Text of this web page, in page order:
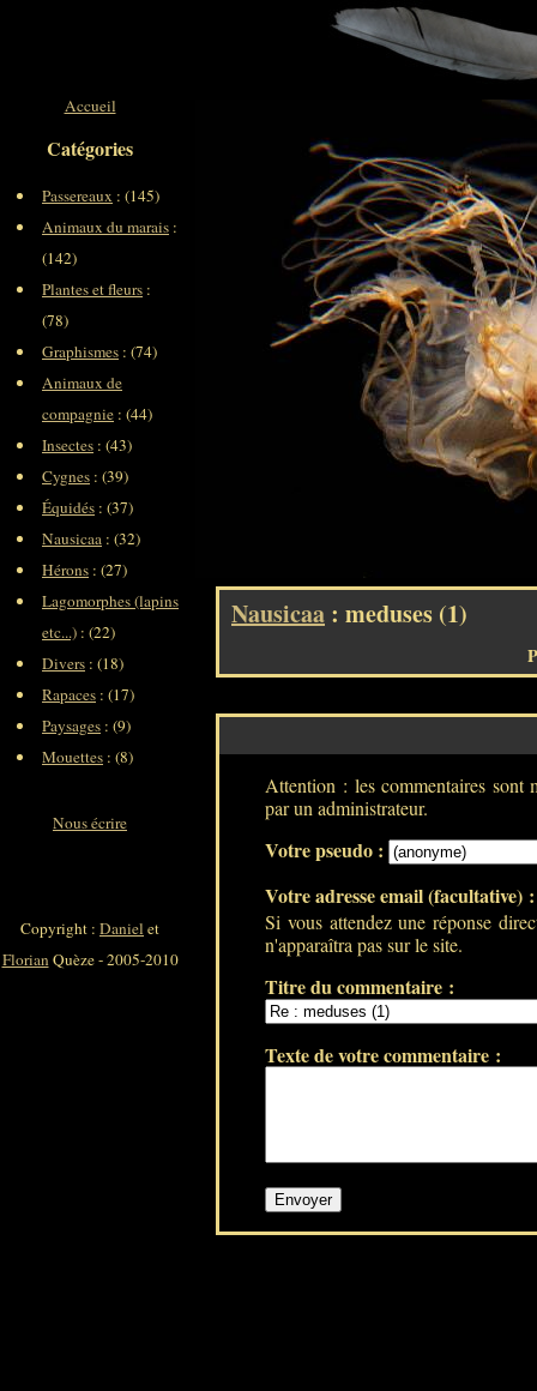
Nausicaa : meduses (1)
Attention : les commentaires sont
par un administrateur.
Votre pseudo :
Votre adresse email (facultative)
Si vous attendez une réponse
n'apparaîtra pas sur le site.
Titre du commentaire :
Texte de votre commentaire :
Accueil
Catégories
Passereaux : (145)
Animaux du marais :
(142)
Plantes et fleurs :
(78)
Graphismes : (74)
Animaux de
compagnie : (44)
Insectes : (43)
Cygnes : (39)
Équidés : (37)
Nausicaa : (32)
Hérons : (27)
Lagomorphes (lapins
etc...) : (22)
Divers : (18)
Rapaces : (17)
Paysages : (9)
Mouettes : (8)
Nous écrire
Copyright : Daniel et
FlorianQuèze - 2005-2010